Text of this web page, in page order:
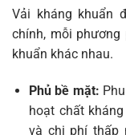
Vải kháng khuẩn
chính, mỗi
khuẩn khác nhau.
Phủ bề mặt:
hoạt chất
và chi phí thấp